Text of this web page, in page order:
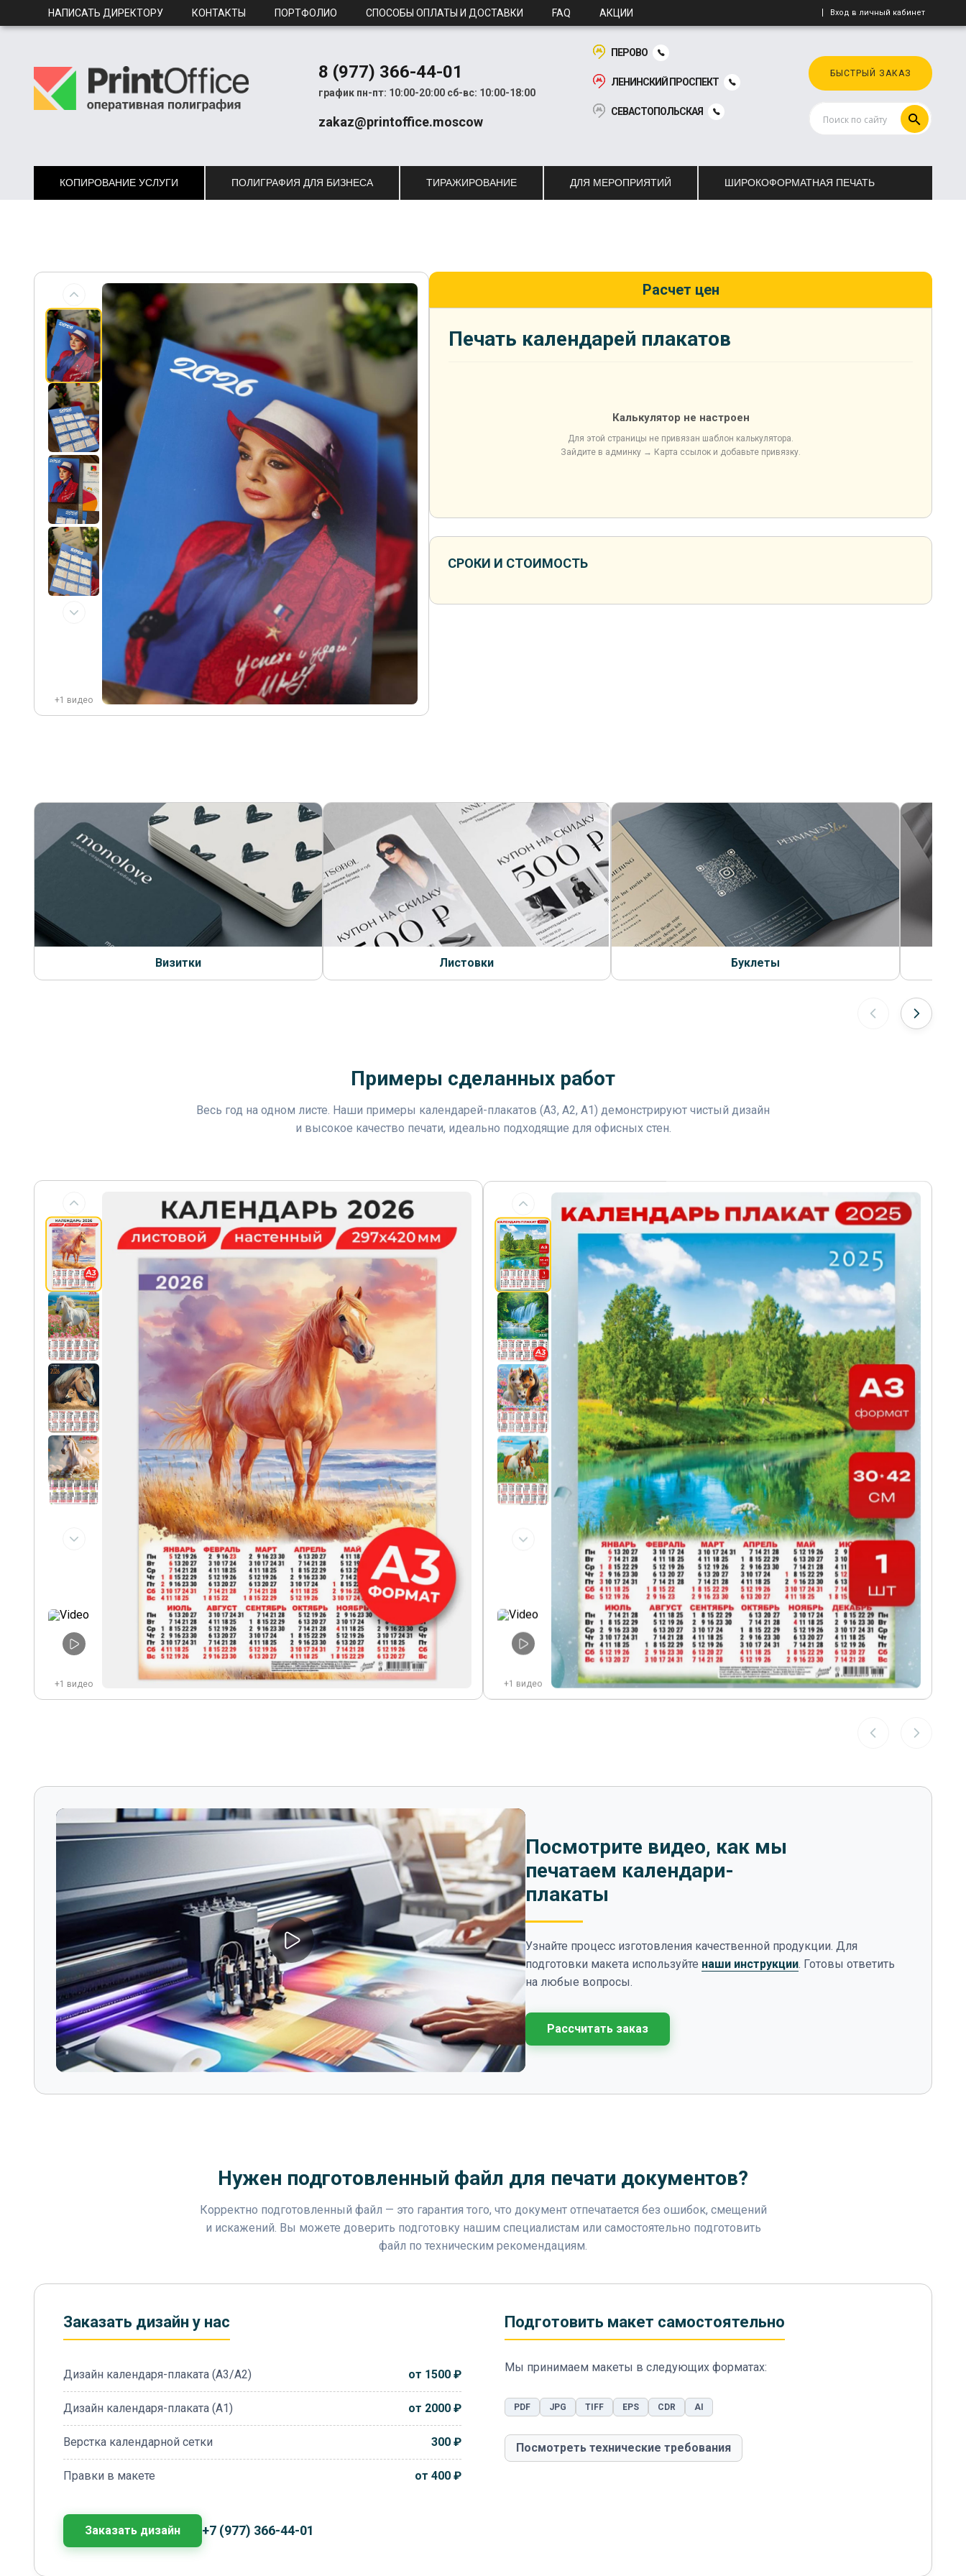
НАПИСАТЬ ДИРЕКТОРУ КОНТАКТЫ ПОРТФОЛИО СПОСОБЫ ОПЛАТЫ И ДОСТАВКИ FAQ АКЦИИ Вход в личный кабинет
8 (977) 366-44-01
график пн-пт: 10:00-20:00 сб-вс: 10:00-18:00
zakaz@printoffice.moscow
ПЕРОВО
ЛЕНИНСКИЙ ПРОСПЕКТ
СЕВАСТОПОЛЬСКАЯ
БЫСТРЫЙ ЗАКАЗ
КОПИРОВАНИЕ УСЛУГИ ПОЛИГРАФИЯ ДЛЯ БИЗНЕСА ТИРАЖИРОВАНИЕ ДЛЯ МЕРОПРИЯТИЙ ШИРОКОФОРМАТНАЯ ПЕЧАТЬ
+1 видео
Расчет цен
Печать календарей плакатов
Калькулятор не настроен
Для этой страницы не привязан шаблон калькулятора.
Зайдите в админку → Карта ссылок и добавьте привязку.
СРОКИ И СТОИМОСТЬ
Визитки Листовки Буклеты
Примеры сделанных работ
Весь год на одном листе. Наши примеры календарей-плакатов (A3, A2, A1) демонстрируют чистый дизайн
и высокое качество печати, идеально подходящие для офисных стен.
+1 видео +1 видео
Посмотрите видео, как мы
печатаем календари-
плакаты
Узнайте процесс изготовления качественной продукции. Для
подготовки макета используйте наши инструкции. Готовы ответить
на любые вопросы.
Рассчитать заказ
Нужен подготовленный файл для печати документов?
Корректно подготовленный файл — это гарантия того, что документ отпечатается без ошибок, смещений
и искажений. Вы можете доверить подготовку нашим специалистам или самостоятельно подготовить
файл по техническим рекомендациям.
Заказать дизайн у нас
Дизайн календаря-плаката (А3/А2) от 1500 ₽
Дизайн календаря-плаката (А1) от 2000 ₽
Верстка календарной сетки 300 ₽
Правки в макете от 400 ₽
Заказать дизайн +7 (977) 366-44-01
Подготовить макет самостоятельно
Мы принимаем макеты в следующих форматах:
PDF JPG TIFF EPS CDR AI
Посмотреть технические требования